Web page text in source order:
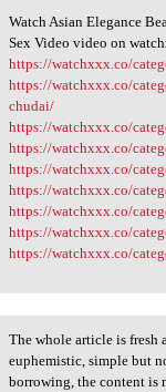
Asian
Watch Asian Elegance
Sex Video video on
https://watchxxx.co/
https://watchxxx.co/
chudai/
https://watchxxx.co/
https://watchxxx.co/
https://watchxxx.co/
https://watchxxx.co/
https://watchxxx.co/
https://watchxxx.co/
https://watchxxx.co/
whole article is
The whole article is fresh
euphemistic, simple but
borrowing, the content is